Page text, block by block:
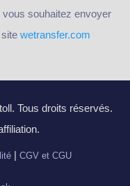
vous souhaitez envoyer
wetransfer.com
Tous droits réservés.
| CGV et CGU